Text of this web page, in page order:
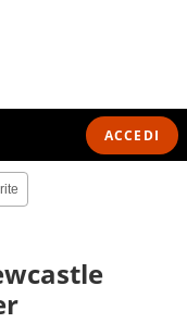
ACCEDI